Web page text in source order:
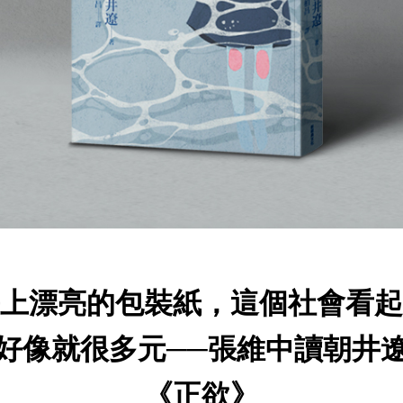
漂亮的包裝紙，這個社會看
像就很多元──張維中讀朝井
《正欲》